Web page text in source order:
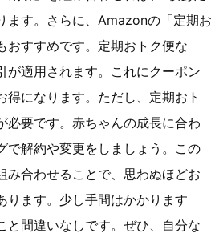
ます。さらに、Amazonの「定期お
おすすめです。定期おトク便な
が適用されます。これにクーポン
得になります。ただし、定期おト
必要です。赤ちゃんの成長に合わ
で解約や変更をしましょう。この
み合わせることで、思わぬほどお
ります。少し手間はかかります
と間違いなしです。ぜひ、自分な